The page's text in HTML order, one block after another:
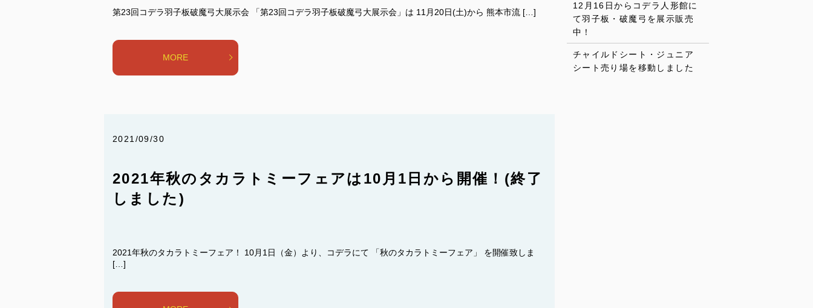
第23回コデラ羽子板破魔弓大展示会 「第23回コデラ羽子板破魔弓大展示会」は 11月20日(土)から 熊本市流 […]
MORE
2021/09/30
2021年秋のタカラトミーフェアは10月1日から開催！(終了
しました)
2021年秋のタカラトミーフェア！ 10月1日（金）より、コデラにて 「秋のタカラトミーフェア」 を開催致しま
[…]
12月16日からコデラ人形館に
て羽子板・破魔弓を展示販売
中！
チャイルドシート・ジュニア
シート売り場を移動しました